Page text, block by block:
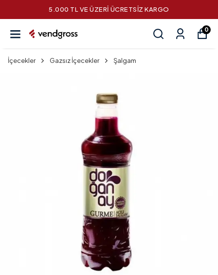
5.000 TL VE ÜZERİ ÜCRETSİZ KARGO
0
İçecekler Gazsız İçecekler Şalgam